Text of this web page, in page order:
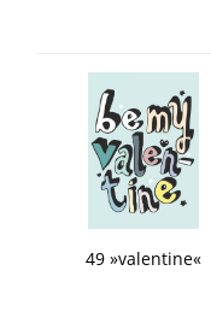
49 »valentine«